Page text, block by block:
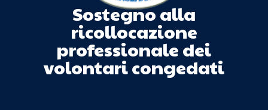
Sostegno alla
ricollocazione
professionale dei
volontari congedati